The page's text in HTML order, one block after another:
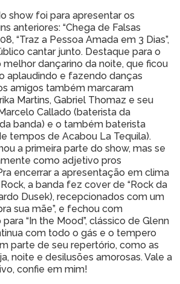
show foi para apresentar os
anteriores: “Chega de Falsas
“Traz a Pessoa Amada em 3 Dias”,
cantar junto. Destaque para o
melhor dançarino da noite, que ficou
aplaudindo e fazendo danças
amigos também marcaram
Martins, Gabriel Thomaz e seu
Callado (baterista da
banda) e o também baterista
tempos de Acabou La Tequila).
a primeira parte do show, mas se
como adjetivo pros
encerrar a apresentação em clima
a banda fez cover de “Rock da
Dusek), recepcionados com um
sua mãe”, e fechou com
para “In the Mood”, clássico de Glenn
com todo o gás e o tempero
parte de seu repertório, como as
noite e desilusões amorosas. Vale a
confie em mim!